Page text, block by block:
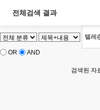
전체검색 결과
OR AND
검색된 자